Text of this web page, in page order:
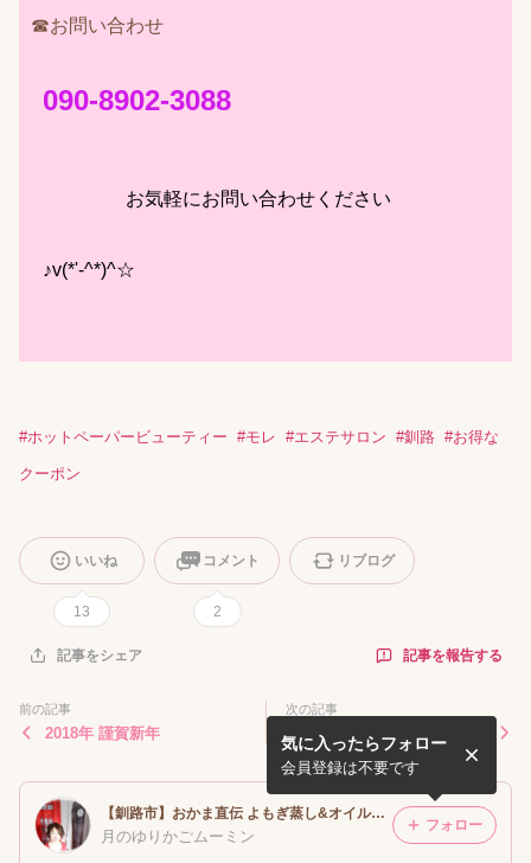
☎お問い合わせ
090-8902-3088
お気軽にお問い合わせください
♪v(*'-^*)^☆
#ホットペーパービューティー #モレ #エステサロン #釧路 #お得な
クーポン
いいね
13
コメント
2
リブログ
記事をシェア 記事を報告する
前の記事
2018年 謹賀新年
次の記事
お友達からの教え
【釧路市】おかま直伝 よもぎ蒸し&オイル マッサージ エステサロン モレ
月のゆりかごムーミン
気に入ったらフォロー
会員登録は不要です
フォロー